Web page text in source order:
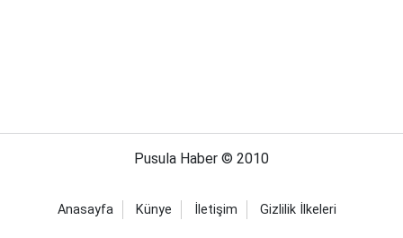
Pusula Haber © 2010
Anasayfa Künye İletişim Gizlilik İlkeleri